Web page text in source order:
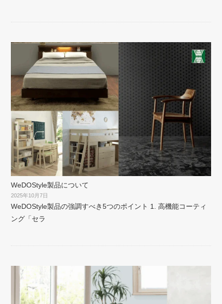
WeDOStyle製品について
2025年10月7日
WeDOStyle製品の強調すべき5つのポイント 1. 高機能コーティ
ング「セラ